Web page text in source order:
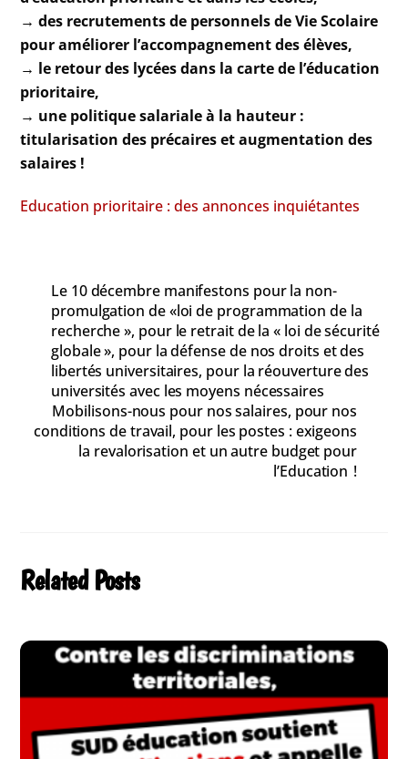
→ des recrutements de personnels de Vie Scolaire
pour améliorer l’accompagnement des élèves,
→ le retour des lycées dans la carte de l’éducation
prioritaire,
→ une politique salariale à la hauteur :
titularisation des précaires et augmentation des
salaires !
Education prioritaire : des annonces inquiétantes
Le 10 décembre manifestons pour la non-
promulgation de «loi de programmation de la
recherche », pour le retrait de la « loi de sécurité
globale », pour la défense de nos droits et des
libertés universitaires, pour la réouverture des
universités avec les moyens nécessaires
Mobilisons-nous pour nos salaires, pour nos
conditions de travail, pour les postes : exigeons
la revalorisation et un autre budget pour
l’Education !
Related Posts